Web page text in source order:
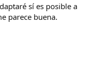
sí es posible a
parece buena.